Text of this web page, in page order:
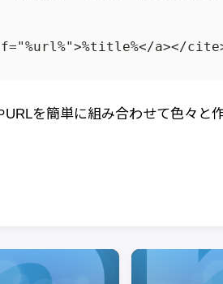
を簡単に組み合わせて色々と